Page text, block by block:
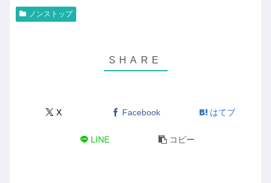
ノンストップ
X Facebook はてブ
LINE コピー